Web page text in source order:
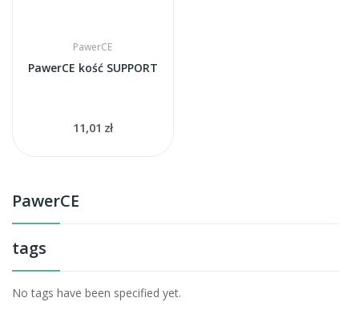
PawerCE
tags
No tags have been specified yet.
PawerCE
PawerCE kość SUPPORT
11,01 zł